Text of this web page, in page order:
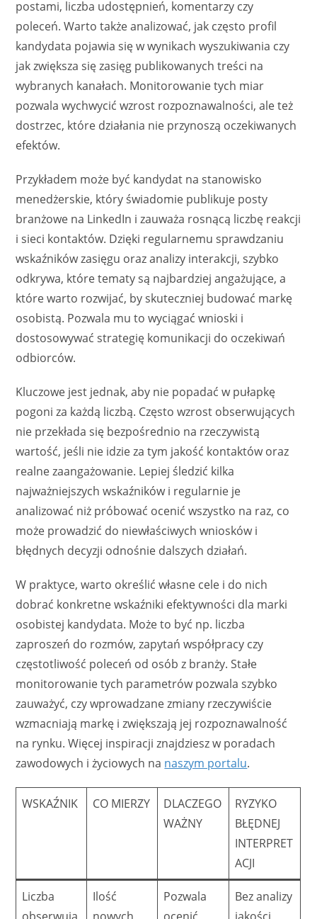
postami, liczba udostępnień, komentarzy czy
poleceń. Warto także analizować, jak często profil
kandydata pojawia się w wynikach wyszukiwania czy
jak zwiększa się zasięg publikowanych treści na
wybranych kanałach. Monitorowanie tych miar
pozwala wychwycić wzrost rozpoznawalności, ale też
dostrzec, które działania nie przynoszą oczekiwanych
efektów.
Przykładem może być kandydat na stanowisko
menedżerskie, który świadomie publikuje posty
branżowe na LinkedIn i zauważa rosnącą liczbę reakcji
i sieci kontaktów. Dzięki regularnemu sprawdzaniu
wskaźników zasięgu oraz analizy interakcji, szybko
odkrywa, które tematy są najbardziej angażujące, a
które warto rozwijać, by skuteczniej budować markę
osobistą. Pozwala mu to wyciągać wnioski i
dostosowywać strategię komunikacji do oczekiwań
odbiorców.
Kluczowe jest jednak, aby nie popadać w pułapkę
pogoni za każdą liczbą. Często wzrost obserwujących
nie przekłada się bezpośrednio na rzeczywistą
wartość, jeśli nie idzie za tym jakość kontaktów oraz
realne zaangażowanie. Lepiej śledzić kilka
najważniejszych wskaźników i regularnie je
analizować niż próbować ocenić wszystko na raz, co
może prowadzić do niewłaściwych wniosków i
błędnych decyzji odnośnie dalszych działań.
W praktyce, warto określić własne cele i do nich
dobrać konkretne wskaźniki efektywności dla marki
osobistej kandydata. Może to być np. liczba
zaproszeń do rozmów, zapytań współpracy czy
częstotliwość poleceń od osób z branży. Stałe
monitorowanie tych parametrów pozwala szybko
zauważyć, czy wprowadzane zmiany rzeczywiście
wzmacniają markę i zwiększają jej rozpoznawalność
na rynku. Więcej inspiracji znajdziesz w poradach
zawodowych i życiowych na naszym portalu.
WSKAŹNIK CO MIERZY
DLACZEGO
WAŻNY
RYZYKO
BŁĘDNEJ
INTERPRET
ACJI
Liczba
Ilość
Pozwala
Bez analizy